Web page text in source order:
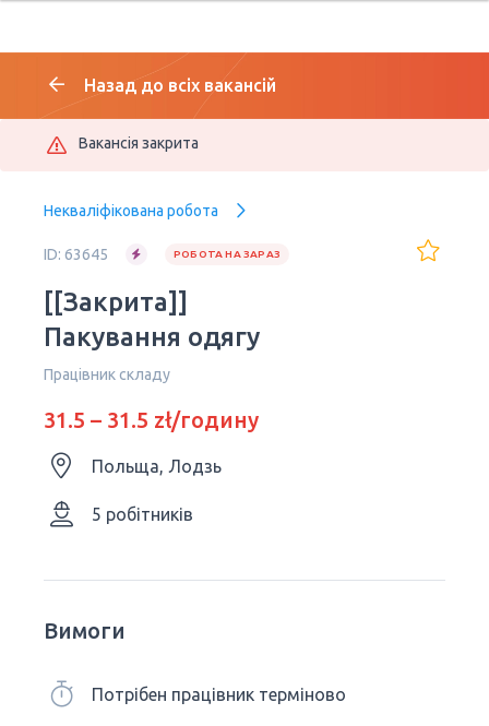
Назад до всіх вакансій
Вакансія закрита
Некваліфікована робота
ID: 63645 РОБОТА НА ЗАРАЗ
[[Закрита]]
Пакування одягу
Працівник складу
31.5 – 31.5 zł/годину
Польща, Лодзь
5 робітників
Вимоги
Потрібен працівник терміново